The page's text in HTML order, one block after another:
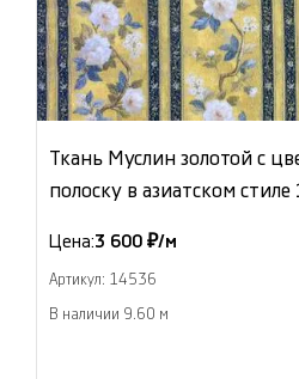
Ткань Муслин золотой с
полоску в азиатском
Цена:3 600 ₽/м
Артикул: 14536
В наличии 9.60 м